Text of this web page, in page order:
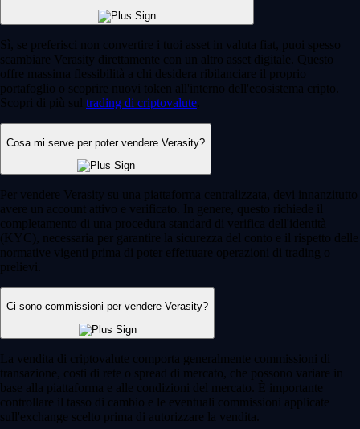
Sì, se preferisci non convertire i tuoi asset in valuta fiat, puoi spesso
scambiare Verasity direttamente con un altro asset digitale. Questo
offre massima flessibilità a chi desidera ribilanciare il proprio
portafoglio o scoprire nuovi token all'interno dell'ecosistema cripto.
Scopri di più sul trading di criptovalute
Cosa mi serve per poter vendere Verasity?
Per vendere Verasity su una piattaforma centralizzata, devi innanzitutto
avere un account attivo e verificato. In genere, questo richiede il
completamento di una procedura standard di verifica dell'identità
(KYC), necessaria per garantire la sicurezza del conto e il rispetto delle
normative vigenti prima di poter effettuare operazioni di trading o
prelievi.
Ci sono commissioni per vendere Verasity?
La vendita di criptovalute comporta generalmente commissioni di
transazione, costi di rete o spread di mercato, che possono variare in
base alla piattaforma e alle condizioni del mercato. È importante
controllare il tasso di cambio e le eventuali commissioni applicate
sull'exchange scelto prima di autorizzare la vendita.